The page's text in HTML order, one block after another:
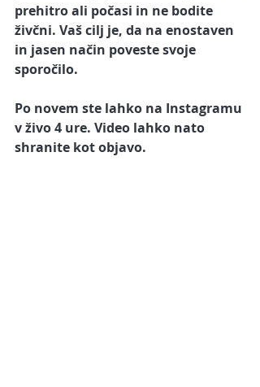
prehitro ali počasi in ne bodite
živčni. Vaš cilj je, da na enostaven
in jasen način poveste svoje
sporočilo.
Po novem ste lahko na Instagramu
v živo 4 ure. Video lahko nato
shranite kot objavo.